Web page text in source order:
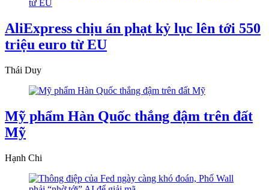
AliExpress chịu án phạt kỷ lục lên tới 550
triệu euro từ EU
Thái Duy
Mỹ phẩm Hàn Quốc thắng đậm trên đất
Mỹ
Hạnh Chi